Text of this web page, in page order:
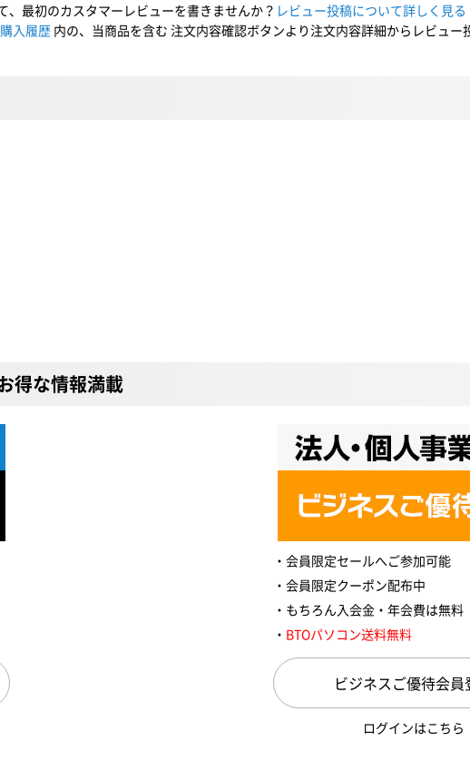
最初のカスタマーレビューを書きませんか？ レビュー投稿について詳しく見る
購入履歴 内の、当商品を含む 注文内容確認ボタンより注文内容詳細からレビュー
得な情報満載
会員限定セールへご参加可能
会員限定クーポン配布中
もちろん入会金・年会費は無料
BTOパソコン送料無料
ビジネスご優待会員
ログインはこちら